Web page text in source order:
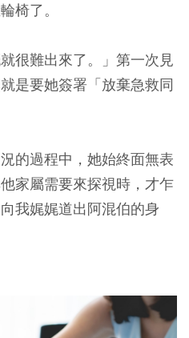
椅了。
很難出來了。」第一次見
是要她簽署「放棄急救同
的過程中，她始終面無表
家屬需要來探視時，才乍
我娓娓道出阿混伯的身